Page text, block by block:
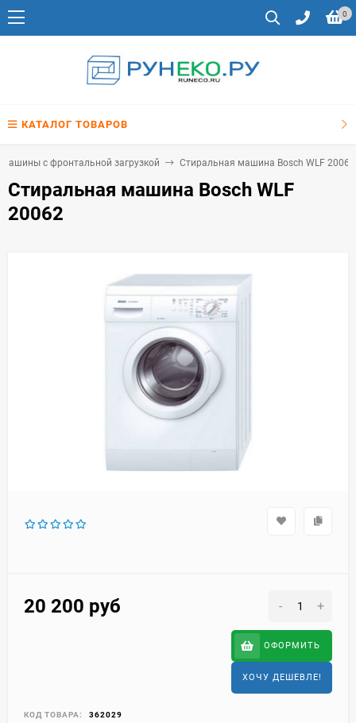
0
КАТАЛОГ ТОВАРОВ
с фронтальной загрузкой Стиральная машина Bosch WLF 20062
Стиральная машина Bosch WLF
20062
20 200 руб - +
ОФОРМИТЬ
ХОЧУ ДЕШЕВЛЕ!
КОД ТОВАРА: 362029